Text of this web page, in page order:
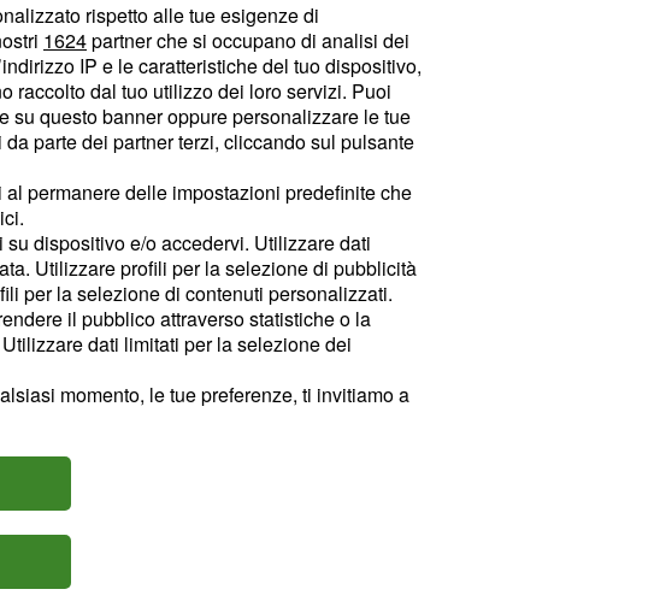
rispetto alle tue esigenze di
1624partner che si occupano di analisi dei
IP e le caratteristiche del tuo dispositivo,
raccolto dal tuo utilizzo dei loro servizi. Puoi
su questo banner oppure personalizzare le tue
parte dei partner terzi, cliccando sul pulsante
permanere delle impostazioni predefinite che
dispositivo e/o accedervi. Utilizzare dati
Utilizzare profili per la selezione di pubblicità
per la selezione di contenuti personalizzati.
il pubblico attraverso statistiche o la
dati limitati per la selezione dei
momento, le tue preferenze, ti invitiamo a